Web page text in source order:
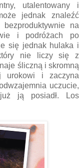
utalentowany i
jednak znaleźć
na
i podróżach po
się jednak hulaka i
nie liczy się z
śliczną i skromną
urokowi i zaczyna
uczucie,
ją posiadł. Los